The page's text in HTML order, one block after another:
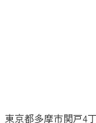
東京都多摩市関戸4